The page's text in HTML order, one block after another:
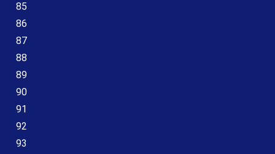
85
86
87
88
89
90
91
92
93